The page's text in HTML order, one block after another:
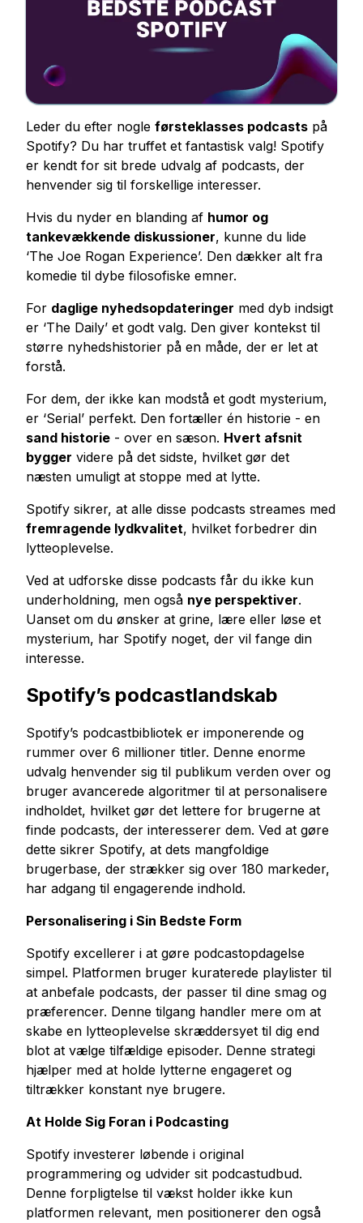
Køb Facebook-likes
Køb Facebook Foto Likes
Køb Facebook Profilfølgere
Telegram Tjenester
Køb medlemmer af Telegram-kanalen
Køb Telegram Følgere
Køb Telegram Abonnenter
Tiktok Tjenester
Køb Tiktok Følgere
Køb tiktok live views
Køb Tiktok Views
Twitter Tjenester
Køb twitter X visninger
Køb Twitter Likes
Køb Twitter X-videovisninger
Youtube Tjenester
Køb Youtube Kommentar Likes
Køb Youtube Abonnenter
Køb Youtube Live Views
Køb Youtube Seertimer
Flere tjenester
Køb Audiomack afspilninger
Køb LinkedIn Følgere
Køb tiktok live views
Køb visninger af Twitch Livestream
Leder du efter nogle førsteklasses podcasts på
Spotify? Du har truffet et fantastisk valg! Spotify
er kendt for sit brede udvalg af podcasts, der
henvender sig til forskellige interesser.
Hvis du nyder en blanding af humor og
tankevækkende diskussioner, kunne du lide
‘The Joe Rogan Experience’. Den dækker alt fra
komedie til dybe filosofiske emner.
For daglige nyhedsopdateringer med dyb indsigt
er ‘The Daily’ et godt valg. Den giver kontekst til
større nyhedshistorier på en måde, der er let at
forstå.
For dem, der ikke kan modstå et godt mysterium,
er ‘Serial’ perfekt. Den fortæller én historie - en
sand historie - over en sæson. Hvert afsnit
bygger videre på det sidste, hvilket gør det
næsten umuligt at stoppe med at lytte.
Spotify sikrer, at alle disse podcasts streames med
fremragende lydkvalitet, hvilket forbedrer din
lytteoplevelse.
Ved at udforske disse podcasts får du ikke kun
underholdning, men også nye perspektiver.
Uanset om du ønsker at grine, lære eller løse et
mysterium, har Spotify noget, der vil fange din
interesse.
Spotify’s podcastlandskab
Spotify’s podcastbibliotek er imponerende og
rummer over 6 millioner titler. Denne enorme
udvalg henvender sig til publikum verden over og
bruger avancerede algoritmer til at personalisere
indholdet, hvilket gør det lettere for brugerne at
finde podcasts, der interesserer dem. Ved at gøre
dette sikrer Spotify, at dets mangfoldige
brugerbase, der strækker sig over 180 markeder,
har adgang til engagerende indhold.
Personalisering i Sin Bedste Form
Spotify excellerer i at gøre podcastopdagelse
simpel. Platformen bruger kuraterede playlister til
at anbefale podcasts, der passer til dine smag og
præferencer. Denne tilgang handler mere om at
skabe en lytteoplevelse skræddersyet til dig end
blot at vælge tilfældige episoder. Denne strategi
hjælper med at holde lytterne engageret og
tiltrækker konstant nye brugere.
At Holde Sig Foran i Podcasting
Spotify investerer løbende i original
programmering og udvider sit podcastudbud.
Denne forpligtelse til vækst holder ikke kun
platformen relevant, men positionerer den også